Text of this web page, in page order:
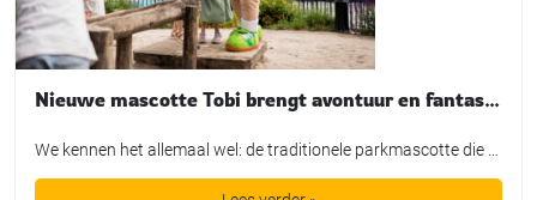
Nieuwe mascotte Tobi brengt avontuur en fantasie tot leven bij TopParken